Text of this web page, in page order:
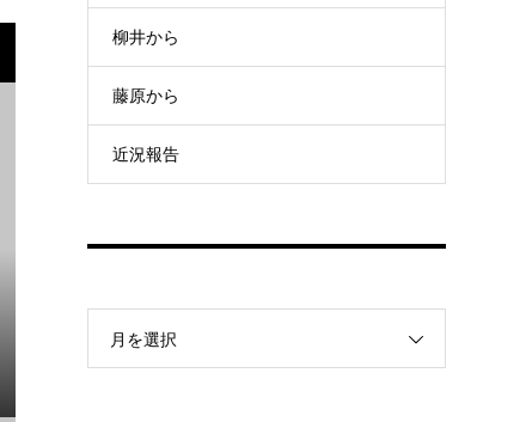
柳井から
藤原から
近況報告
月を選択